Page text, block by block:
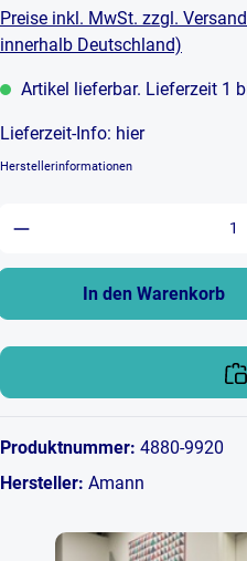
Preise inkl. MwSt. zzgl.
innerhalb Deutschland)
Artikel lieferbar. Lieferzeit 1
Lieferzeit-Info: hier
Herstellerinformationen
Anzahl: Gib
In den Warenkorb
Produktnummer: 4880-9920
Hersteller: Amann